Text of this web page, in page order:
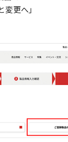
変更へ」